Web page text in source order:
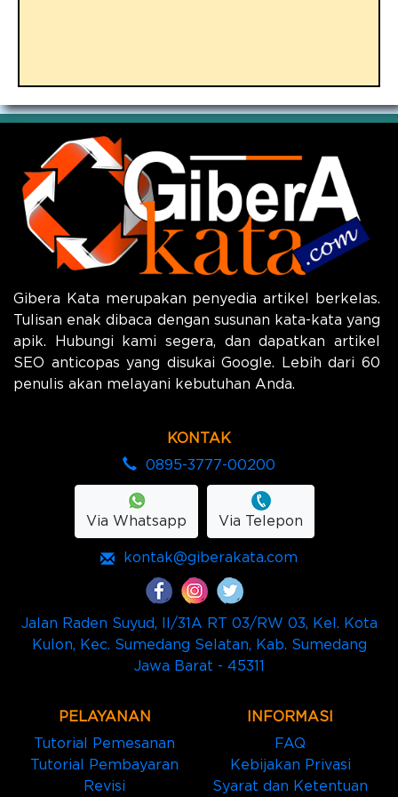
Gibera Kata merupakan penyedia artikel berkelas.
Tulisan enak dibaca dengan susunan kata-kata yang
apik. Hubungi kami segera, dan dapatkan artikel
SEO anticopas yang disukai Google. Lebih dari 60
penulis akan melayani kebutuhan Anda.
KONTAK
0895-3777-00200
Via Whatsapp Via Telepon
kontak@giberakata.com
Jalan Raden Suyud, II/31A RT 03/RW 03, Kel. Kota
Kulon, Kec. Sumedang Selatan, Kab. Sumedang
Jawa Barat - 45311
PELAYANAN
Tutorial Pemesanan
Tutorial Pembayaran
Revisi
INFORMASI
FAQ
Kebijakan Privasi
Syarat dan Ketentuan